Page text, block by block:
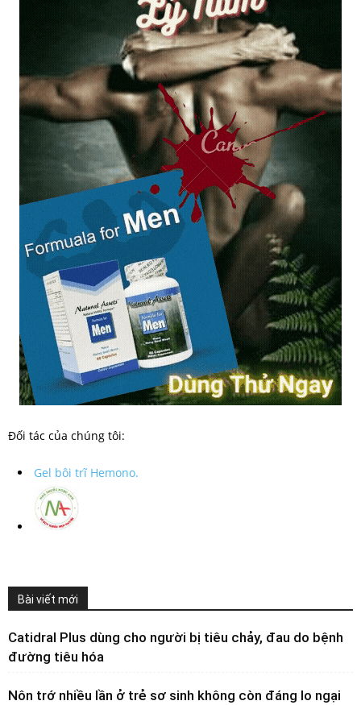
Đối tác của chúng tôi:
Gel bôi trĩ Hemono.
Bài viết mới
Catidral Plus dùng cho người bị tiêu chảy, đau do bệnh
đường tiêu hóa
Nôn trớ nhiều lần ở trẻ sơ sinh không còn đáng lo ngại